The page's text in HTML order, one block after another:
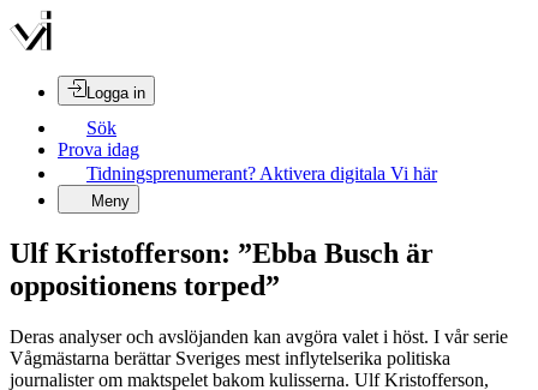
Logga in
Sök
Prova idag
Tidningsprenumerant? Aktivera digitala Vi här
Meny
Ulf Kristofferson: ”Ebba Busch är
oppositionens torped”
Deras analyser och avslöjanden kan avgöra valet i höst. I vår serie
Vågmästarna berättar Sveriges mest inflytelserika politiska
journalister om maktspelet bakom kulisserna. Ulf Kristofferson,